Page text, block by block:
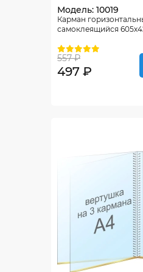
Модель: 10019
Карман
самоклеящийся
557 ₽
497 ₽